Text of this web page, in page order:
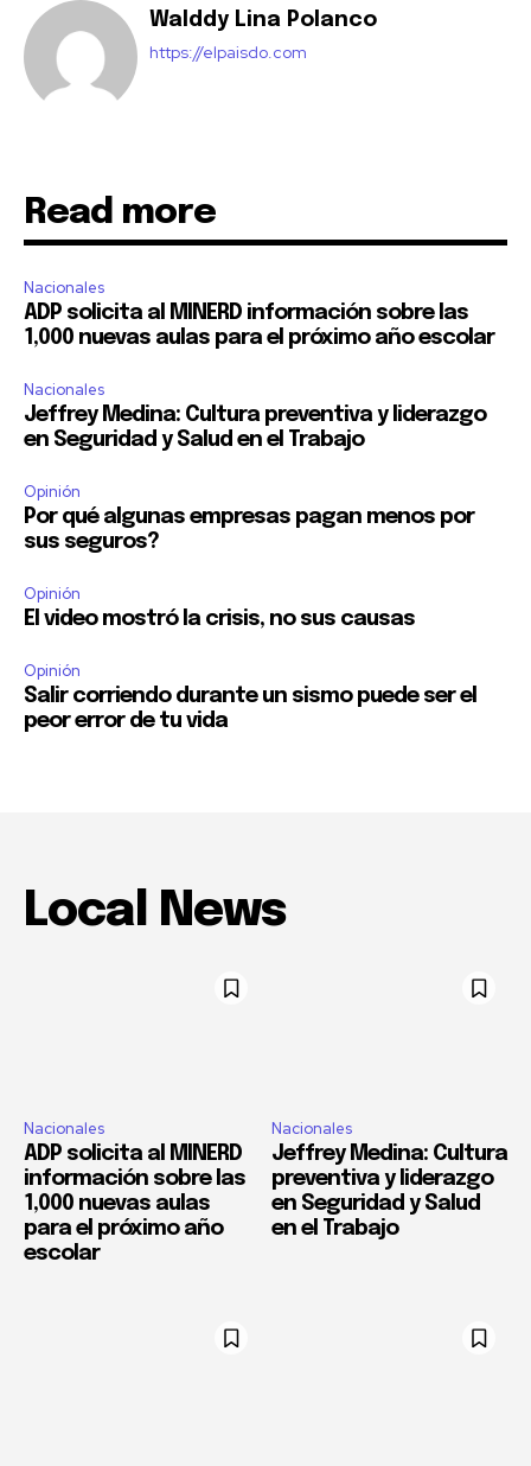
Walddy Lina Polanco
https://elpaisdo.com
Read more
Nacionales
ADP solicita al MINERD información sobre las
1,000 nuevas aulas para el próximo año escolar
Nacionales
Jeffrey Medina: Cultura preventiva y liderazgo
en Seguridad y Salud en el Trabajo
Opinión
Por qué algunas empresas pagan menos por
sus seguros?
Opinión
El video mostró la crisis, no sus causas
Opinión
Salir corriendo durante un sismo puede ser el
peor error de tu vida
Local News
Nacionales
ADP solicita al MINERD
información sobre las
1,000 nuevas aulas
para el próximo año
escolar
Nacionales
Jeffrey Medina: Cultura
preventiva y liderazgo
en Seguridad y Salud
en el Trabajo